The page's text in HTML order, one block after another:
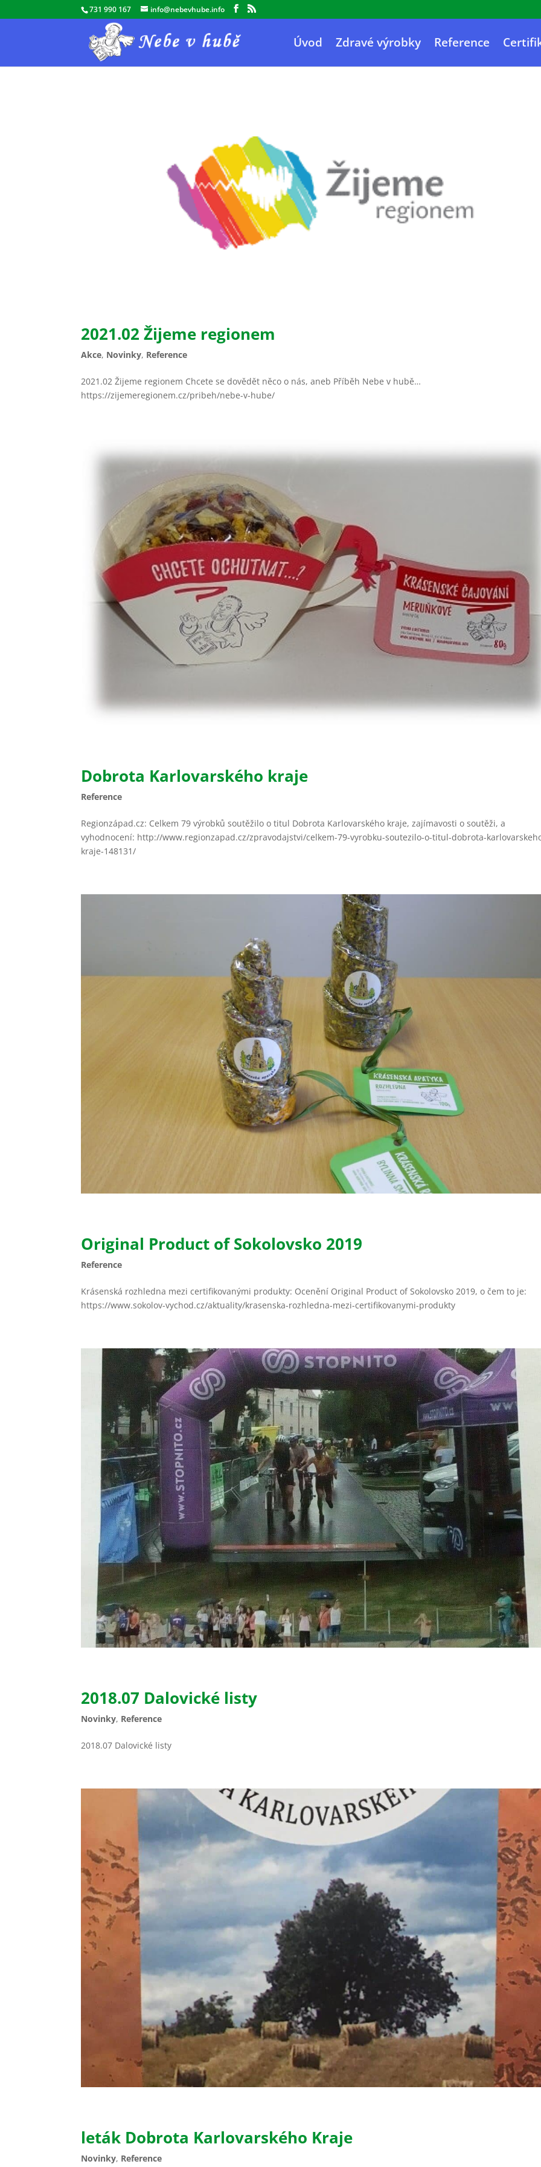
731 990 167 info@nebevhube.info
Úvod Zdravé výrobky Reference
2021.02 Žijeme regionem
Akce, Novinky, Reference
2021.02 Žijeme regionem Chcete se dovědět něco o nás, aneb Příběh Nebe v hubě…
https://zijemeregionem.cz/pribeh/nebe-v-hube/
Dobrota Karlovarského kraje
Reference
Regionzápad.cz: Celkem 79 výrobků soutěžilo o titul Dobrota Karlovarského kraje, zajímavosti o soutěži, a
vyhodnocení: http://www.regionzapad.cz/zpravodajstvi/celkem-79-vyrobku-soutezilo-o-titul-dobrota-
kraje-148131/
Original Product of Sokolovsko 2019
Reference
Krásenská rozhledna mezi certifikovanými produkty: Ocenění Original Product of Sokolovsko 2019, o čem to je:
https://www.sokolov-vychod.cz/aktuality/krasenska-rozhledna-mezi-certifikovanymi-produkty
2018.07 Dalovické listy
Novinky, Reference
2018.07 Dalovické listy
leták Dobrota Karlovarského Kraje
Novinky, Reference